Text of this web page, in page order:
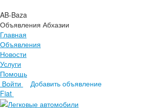
AB-Baza
Объявления Абхазии
Главная
Объявления
Новости
Услуги
Помощь
Войти
Добавить объявление
Главная
Объявления
Fiat